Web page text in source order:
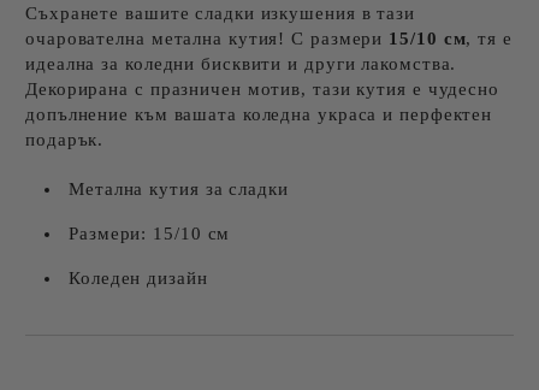
Съхранете вашите сладки изкушения в тази
очарователна метална кутия! С размери 15/10 см, тя е
идеална за коледни бисквити и други лакомства.
Декорирана с празничен мотив, тази кутия е чудесно
допълнение към вашата коледна украса и перфектен
подарък.
Метална кутия за сладки
Размери: 15/10 см
Коледен дизайн